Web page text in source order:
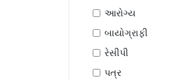
આરોગ્ય
બાયોગ્રાફી
રેસીપી
પત્ર